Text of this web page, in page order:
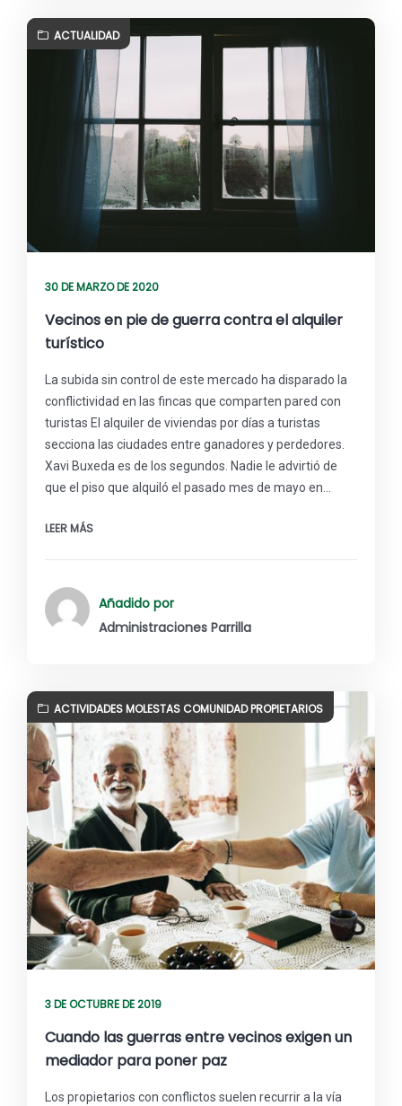
ACTUALIDAD
30 DE MARZO DE 2020
Vecinos en pie de guerra contra el alquiler
turístico
La subida sin control de este mercado ha disparado la
conflictividad en las fincas que comparten pared con
turistas El alquiler de viviendas por días a turistas
secciona las ciudades entre ganadores y perdedores.
Xavi Buxeda es de los segundos. Nadie le advirtió de
que el piso que alquiló el pasado mes de mayo en…
LEER MÁS
Añadido por
Administraciones Parrilla
ACTIVIDADES MOLESTAS COMUNIDAD PROPIETARIOS
3 DE OCTUBRE DE 2019
Cuando las guerras entre vecinos exigen un
mediador para poner paz
Los propietarios con conflictos suelen recurrir a la vía